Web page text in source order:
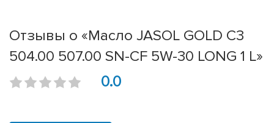
Отзывы о «Масло JASOL GOLD C3
504.00 507.00 SN-CF 5W-30 LONG 1 L»
0.0